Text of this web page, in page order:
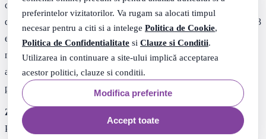
preferintelor vizitatorilor. Va rugam sa alocati timpul
necesar pentru a citi si a intelege Politica de Cookie,
Politica de Confidentialitate si Clauze si Conditii.
Utilizarea in continuare a site-ului implică acceptarea
acestor politici, clauze si conditii.
Modifica preferinte
Accept toate
carbune activ si filtru HEPA care elimina in mod eficient 99. 97%
din particulele aeriene de pana la 0,3 microni. Filtrarea puternica in 3
etape capteaza si elimina agentii patogeni din aer pentru a oferi cel
mai curat aer. Senzorul incorporat detecteaza in timp real calitatea
aerului din incapere si va afisa cu exactitate prin culori gradul de
poluare. Purificatorul de aer va indica cand filtrul trebuie inlocuit.
Zgomot redus de functionare
Produce un zgomot de pana la 32 dB in modul Repaus, mult mai